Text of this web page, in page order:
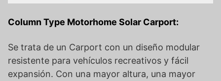
Column Type Motorhome Solar Carport:
Se trata de un Carport con un diseño modular
resistente para vehículos recreativos y fácil
expansión. Con una mayor altura, una mayor